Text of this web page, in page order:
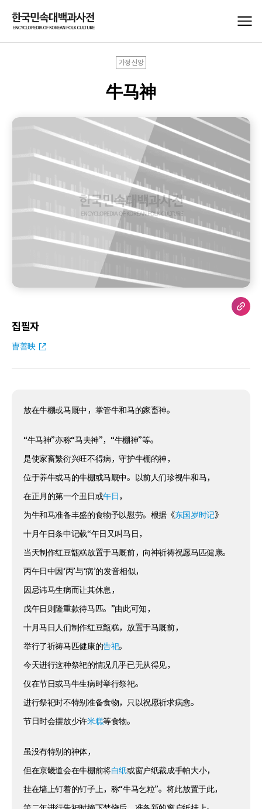
가정신앙
牛马神
집필자
曺善映
放在牛棚或马厩中，掌管牛和马的家畜神。
“牛马神”亦称“马夫神”，“牛棚神”等。
是使家畜繁衍兴旺不得病，守护牛棚的神，
位于养牛或马的牛棚或马厩中。以前人们珍视牛和马，
在正月的第一个丑日或午日 ，
为牛和马准备丰盛的食物予以慰劳。根据《东国岁时记》
十月午日条中记载“午日又叫马日，
当天制作红豆甑糕放置于马厩前，向神祈祷祝愿马匹健康。
丙午日中因‘丙’与‘病’的发音相似，
因忌讳马生病而让其休息，
戊午日则隆重款待马匹。”由此可知，
十月马日人们制作红豆甑糕，放置于马厩前，
举行了祈祷马匹健康的告祀。
今天进行这种祭祀的情况几乎已无从得见，
仅在节日或马牛生病时举行祭祀。
进行祭祀时不特别准备食物，只以祝愿祈求病愈。
节日时会摆放少许米糕等食物。
虽没有特别的神体，
但在京畿道会在牛棚前将白纸或窗户纸裁成手帕大小，
挂在墙上钉着的钉子上，称“牛马乞粒”。将此放置于此，